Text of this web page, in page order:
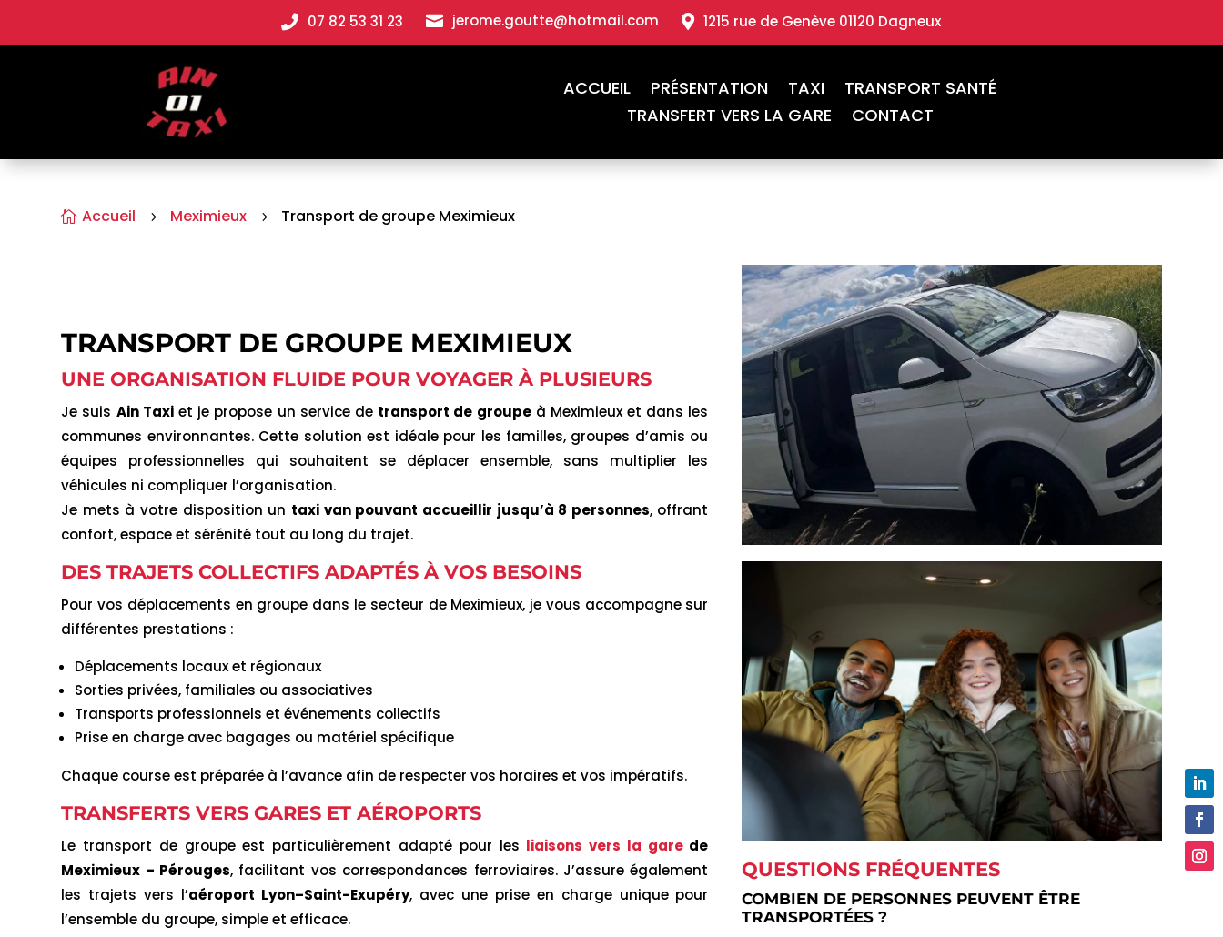
 07 82 53 31 23  jerome.goutte@hotmail.com  1215 rue de Genève 01120 Dagneux
ACCUEIL PRÉSENTATION TAXI
TRANSPORT SANTÉ
TRANSFERT VERS LA GARE
CONTACT
 Accueil 5 Meximieux 5 Transport de groupe Meximieux
TRANSPORT DE GROUPE MEXIMIEUX
UNE ORGANISATION FLUIDE POUR VOYAGER À PLUSIEURS
Je suis Ain Taxiet je propose un service de transport de groupeà Meximieux et dans les
communes environnantes. Cette solution est idéale pour les familles, groupes d’amis ou
équipes professionnelles qui souhaitent se déplacer ensemble, sans multiplier les
véhicules ni compliquer l’organisation.
Je mets à votre disposition un taxi van pouvant accueillir jusqu’à 8 personnes, offrant
confort, espace et sérénité tout au long du trajet.
DES TRAJETS COLLECTIFS ADAPTÉS À VOS BESOINS
Pour vos déplacements en groupe dans le secteur de Meximieux, je vous accompagne sur
différentes prestations :
Déplacements locaux et régionaux
Sorties privées, familiales ou associatives
Transports professionnels et événements collectifs
Prise en charge avec bagages ou matériel spécifique
Chaque course est préparée à l’avance afin de respecter vos horaires et vos impératifs.
TRANSFERTS VERS GARES ET AÉROPORTS
Le transport de groupe est particulièrement adapté pour les liaisons vers la garede
Meximieux – Pérouges, facilitant vos correspondances ferroviaires. J’assure également
les trajets vers l’aéroport Lyon–Saint-Exupéry, avec une prise en charge unique pour
l’ensemble du groupe, simple et efficace.
QUESTIONS FRÉQUENTES
COMBIEN DE PERSONNES PEUVENT ÊTRE
TRANSPORTÉES ?